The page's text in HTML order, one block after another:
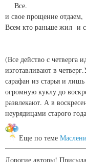
Все.
и свое прощение отдаем,
Всем кто раньше жил и
(Все действо с четверга
изготавливают в
сарафан из старья и
огромную куклу до
развлекают. А в
неурядицами старого
Еще по теме
Дорогие авторы!